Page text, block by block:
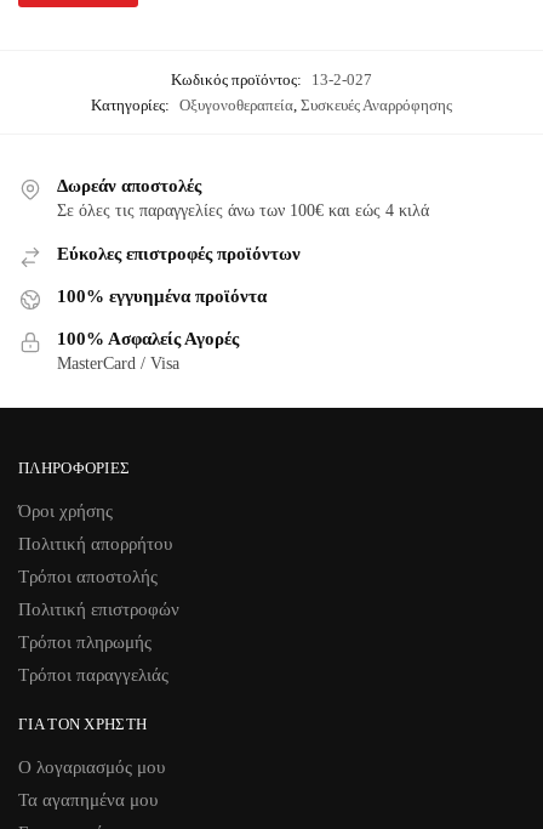
Κωδικός προϊόντος:
13-2-027
Κατηγορίες: Οξυγονοθεραπεία, Συσκευές Αναρρόφησης
Δωρεάν αποστολές
Σε όλες τις παραγγελίες άνω των 100€ και εώς 4 κιλά
Εύκολες επιστροφές προϊόντων
100% εγγυημένα προϊόντα
100% Ασφαλείς Αγορές
MasterCard / Visa
ΠΛΗΡΟΦΟΡΊΕΣ
Όροι χρήσης
Πολιτική απορρήτου
Τρόποι αποστολής
Πολιτική επιστροφών
Τρόποι πληρωμής
Τρόποι παραγγελιάς
ΓΙΑ ΤΟΝ ΧΡΉΣΤΗ
Ο λογαριασμός μου
Τα αγαπημένα μου